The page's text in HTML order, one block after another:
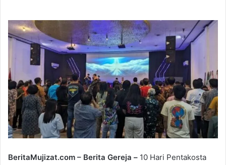
n
a
i
BeritaMujizat.com – Berita Gereja – 10 Hari Pentakosta